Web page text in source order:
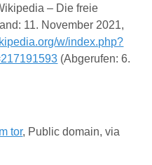
– Die freie
11. November 2021,
w/index.php?
(Abgerufen: 6.
tor, Public domain, via